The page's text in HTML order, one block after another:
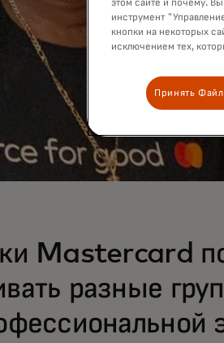
Mastercard
разные
этом сайте и почему.
инструмент
кнопки на некоторых
исключением тех,
Принять